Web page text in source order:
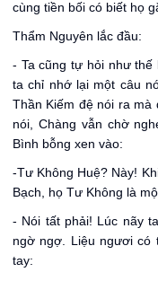
cùng tiền bối có biết họ
Thẩm Nguyên lắc đầu:
- Ta cũng tự hỏi như thế
ta chỉ nhớ lại một câu
Thần Kiếm đệ nói ra mà
nói, Chàng vẫn chờ
Bình bỗng xen vào:
-Tư Không Huệ? Này!
Bạch, họ Tư Không là
- Nói tất phải! Lúc nãy
ngờ ngợ. Liệu ngươi
tay: